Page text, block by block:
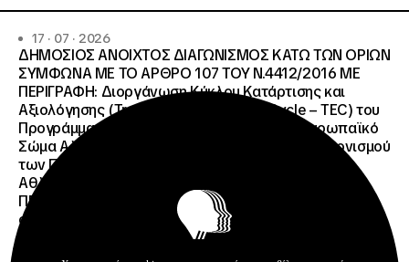
17 · 07 · 2026
ΔΗΜΟΣΙΟΣ ΑΝΟΙΧΤΟΣ ΔΙΑΓΩΝΙΣΜΟΣ ΚΑΤΩ ΤΩΝ ΟΡΙΩΝ
ΣΥΜΦΩΝΑ ΜΕ ΤΟ ΑΡΘΡΟ 107 ΤΟΥ Ν.4412/2016 ΜΕ
ΠΕΡΙΓΡΑΦΗ: Διοργάνωση Κύκλου Κατάρτισης και
Αξιολόγησης (Training and Evaluation Cycle – TEC) του
Προγράμματος European Solidarity Corps (Ευρωπαϊκό
Σώμα Αλληλεγγύης) της Εθνικής Μονάδας Συντονισμού
των Προγραμμάτων Erasmus+/Τομέας Νεολαία &
Αθλητισμός και Ευρωπαϊκό Σώμα Αλληλεγγύης ΜΕ
ΠΡΟΫΠΟΛΓΙΣΜΟ:258.064,52 € μη
συμπεριλαμβανομένου του Φ.Π.Α. ΦΠΑ 61.935,48€
ΣΥΝΟΛΙΚΗ ΑΞΙΑ 320.000,00 €.